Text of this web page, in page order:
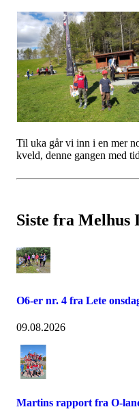
Til uka går vi inn i en mer
kveld, denne gangen med
Siste fra Melhus
O6-er nr. 4 fra Lete
09.08.2026
Martins rapport fra O-